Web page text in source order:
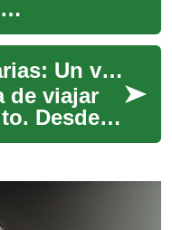
el
de otros
Aventuras ferroviarias: Un viaje inolvidable para adultos
de viajar
Desde
rutas